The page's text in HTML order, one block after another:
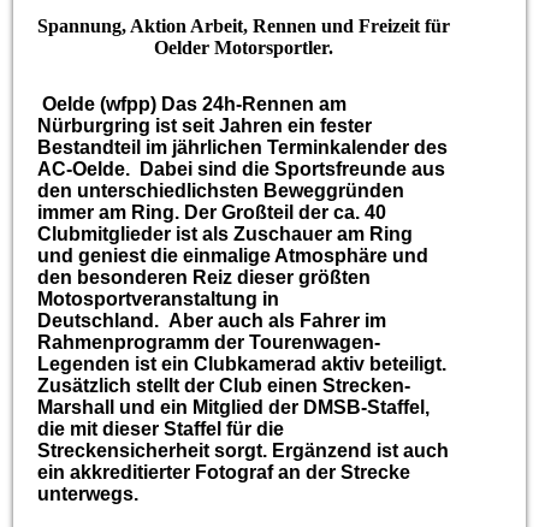
Spannung, Aktion Arbeit, Rennen und Freizeit für
Oelder Motorsportler.
Oelde (wfpp) Das 24h-Rennen am
Nürburgring ist seit Jahren ein fester
Bestandteil im jährlichen Terminkalender des
AC-Oelde. Dabei sind die Sportsfreunde aus
den unterschiedlichsten Beweggründen
immer am Ring. Der Großteil der ca. 40
Clubmitglieder ist als Zuschauer am Ring
und geniest die einmalige Atmosphäre und
den besonderen Reiz dieser größten
Motosportveranstaltung in
Deutschland. Aber auch als Fahrer im
Rahmenprogramm der Tourenwagen-
Legenden ist ein Clubkamerad aktiv beteiligt.
Zusätzlich stellt der Club einen Strecken-
Marshall und ein Mitglied der DMSB-Staffel,
die mit dieser Staffel für die
Streckensicherheit sorgt. Ergänzend ist auch
ein akkreditierter Fotograf an der Strecke
unterwegs.